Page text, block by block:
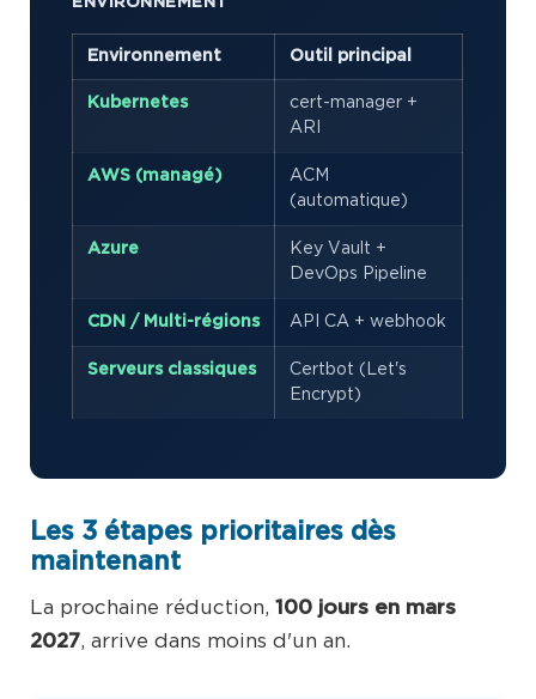
Environnement Outil principal
Kubernetes
cert-manager +
ARI
AWS (managé)
ACM
(automatique)
Azure
Key Vault +
DevOps Pipeline
CDN / Multi-régions API CA + webhook
Serveurs classiques
Certbot (Let's
Encrypt)
Les 3 étapes prioritaires dès
maintenant
La prochaine réduction, 100 jours en mars
2027, arrive dans moins d'un an.